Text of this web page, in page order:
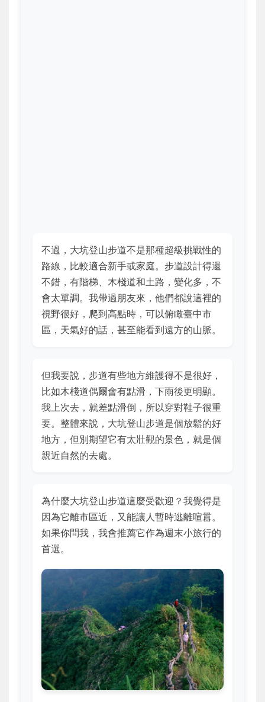
不過，大坑登山步道不是那種超級挑戰性的
路線，比較適合新手或家庭。步道設計得還
不錯，有階梯、木棧道和土路，變化多，不
會太單調。我帶過朋友來，他們都說這裡的
視野很好，爬到高點時，可以俯瞰臺中市
區，天氣好的話，甚至能看到遠方的山脈。
但我要說，步道有些地方維護得不是很好，
比如木棧道偶爾會有點滑，下雨後更明顯。
我上次去，就差點滑倒，所以穿對鞋子很重
要。整體來說，大坑登山步道是個放鬆的好
地方，但別期望它有太壯觀的景色，就是個
親近自然的去處。
為什麼大坑登山步道這麼受歡迎？我覺得是
因為它離市區近，又能讓人暫時逃離喧囂。
如果你問我，我會推薦它作為週末小旅行的
首選。